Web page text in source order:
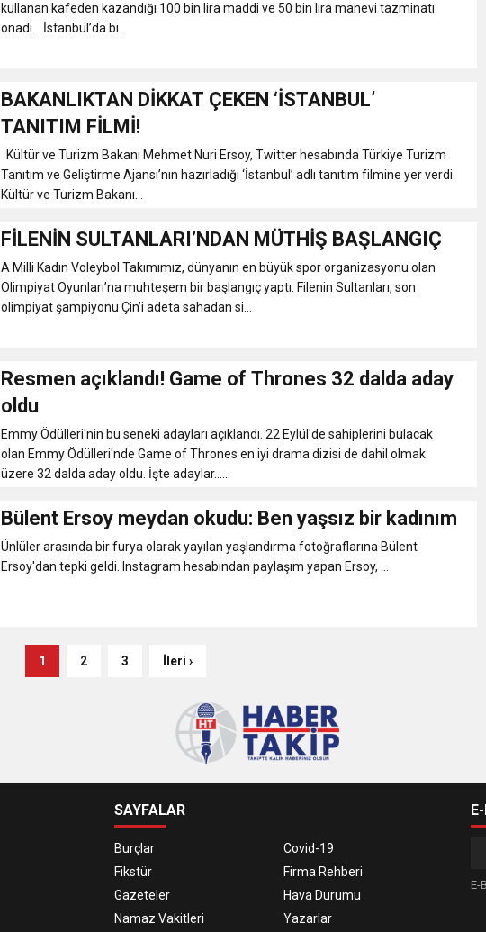
kullanan kafeden kazandığı 100 bin lira maddi ve 50 bin lira manevi tazminatı
onadı. İstanbul’da bi...
BAKANLIKTAN DİKKAT ÇEKEN ‘İSTANBUL’
TANITIM FİLMİ!
Kültür ve Turizm Bakanı Mehmet Nuri Ersoy, Twitter hesabında Türkiye Turizm
Tanıtım ve Geliştirme Ajansı’nın hazırladığı ‘İstanbul’ adlı tanıtım filmine yer verdi.
Kültür ve Turizm Bakanı...
FİLENİN SULTANLARI’NDAN MÜTHİŞ BAŞLANGIÇ
A Milli Kadın Voleybol Takımımız, dünyanın en büyük spor organizasyonu olan
Olimpiyat Oyunları’na muhteşem bir başlangıç yaptı. Filenin Sultanları, son
olimpiyat şampiyonu Çin’i adeta sahadan si...
Resmen açıklandı! Game of Thrones 32 dalda aday
oldu
Emmy Ödülleri'nin bu seneki adayları açıklandı. 22 Eylül'de sahiplerini bulacak
olan Emmy Ödülleri'nde Game of Thrones en iyi drama dizisi de dahil olmak
üzere 32 dalda aday oldu. İşte adaylar......
Bülent Ersoy meydan okudu: Ben yaşsız bir kadınım
Ünlüler arasında bir furya olarak yayılan yaşlandırma fotoğraflarına Bülent
Ersoy'dan tepki geldi. Instagram hesabından paylaşım yapan Ersoy, ...
1 2 3 İleri ›
SAYFALAR
Burçlar
Covid-19
Fikstür
Firma Rehberi
Gazeteler
Hava Durumu
Namaz Vakitleri
Yazarlar
E-